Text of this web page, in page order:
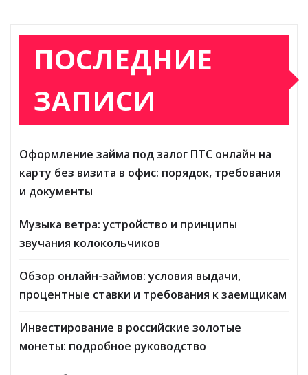
ПОСЛЕДНИЕ
ЗАПИСИ
Оформление займа под залог ПТС онлайн на
карту без визита в офис: порядок, требования
и документы
Музыка ветра: устройство и принципы
звучания колокольчиков
Обзор онлайн-займов: условия выдачи,
процентные ставки и требования к заемщикам
Инвестирование в российские золотые
монеты: подробное руководство